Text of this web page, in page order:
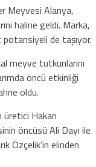
Meyvesi Alanya,
haline geldi. Marka,
de taşıyor.
meyve tutkunlarını
öncü etkinliği
oldu.
üretici Hakan
öncüsü Ali Dayı ile
Özçelik’in elinden